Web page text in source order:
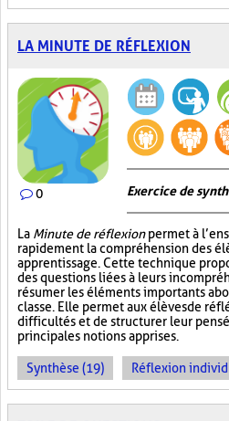
LA MINUTE DE RÉFLEXION
0 Exercice de
La Minute de réflexionpermet à
rapidement la compréhension des
apprentissage. Cette technique
des questions liées à leurs
résumer les éléments importants
classe. Elle permet aux élèves de
difficultés et de structurer leur
principales notions apprises.
Synthèse (19) Réflexion